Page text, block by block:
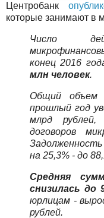
Центробанк
которые занимают в
Число
конец 2016
млн человек.
Общий объем
прошлый год
млрд
договоров
Задолженность
на 25,3% - до
Средняя
снизилась
юрлицам -
рублей.